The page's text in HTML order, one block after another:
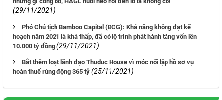
(29/11/2021)
Phó Chủ tịch Bamboo Capital (BCG): Khả năng không đạt kế
hoạch năm 2021 là khá thấp, đã có lộ trình phát hành tăng vốn lên
10.000 tỷ đồng (29/11/2021)
Bắt thêm loạt lãnh đạo Thuduc House vì móc nối lập hồ sơ vụ
hoàn thuế rúng động 365 tỷ (25/11/2021)